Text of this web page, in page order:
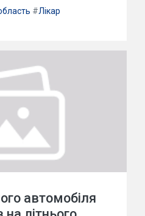
#Лікар
автомобіля